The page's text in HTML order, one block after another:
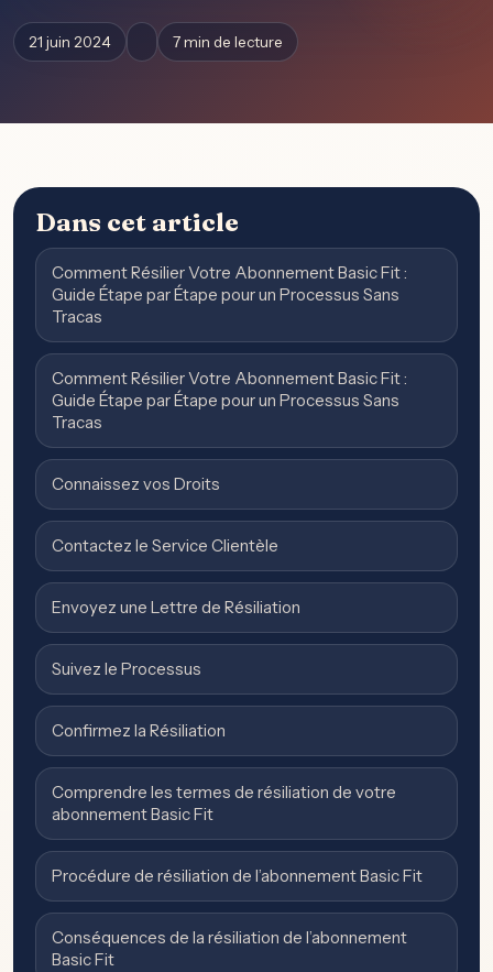
21 juin 2024 7 min de lecture
Dans cet article
Comment Résilier Votre Abonnement Basic Fit :
Guide Étape par Étape pour un Processus Sans
Tracas
Comment Résilier Votre Abonnement Basic Fit :
Guide Étape par Étape pour un Processus Sans
Tracas
Connaissez vos Droits
Contactez le Service Clientèle
Envoyez une Lettre de Résiliation
Suivez le Processus
Confirmez la Résiliation
Comprendre les termes de résiliation de votre
abonnement Basic Fit
Procédure de résiliation de l’abonnement Basic Fit
Conséquences de la résiliation de l’abonnement
Basic Fit